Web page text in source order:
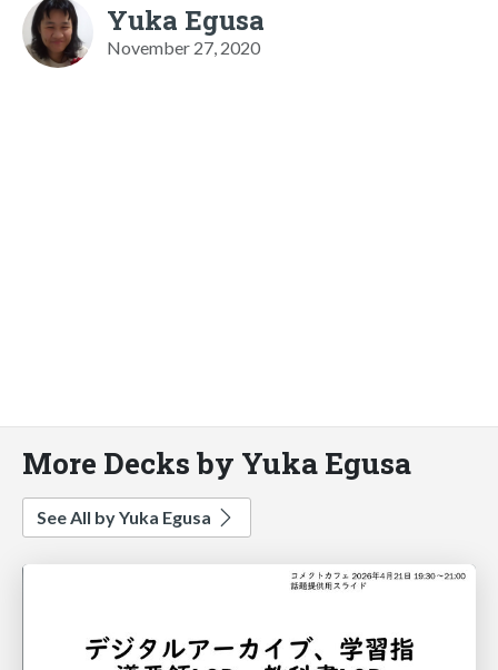
Yuka Egusa
November 27, 2020
More Decks by Yuka Egusa
See All by Yuka Egusa